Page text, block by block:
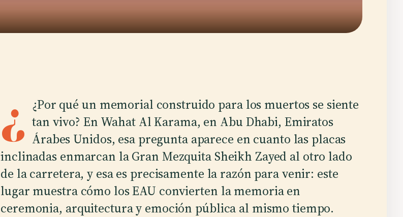
¿ ¿Por qué un memorial construido para los muertos se siente
tan vivo? En Wahat Al Karama, en Abu Dhabi, Emiratos
Árabes Unidos, esa pregunta aparece en cuanto las placas
inclinadas enmarcan la Gran Mezquita Sheikh Zayed al otro lado
de la carretera, y esa es precisamente la razón para venir: este
lugar muestra cómo los EAU convierten la memoria en
ceremonia, arquitectura y emoción pública al mismo tiempo.